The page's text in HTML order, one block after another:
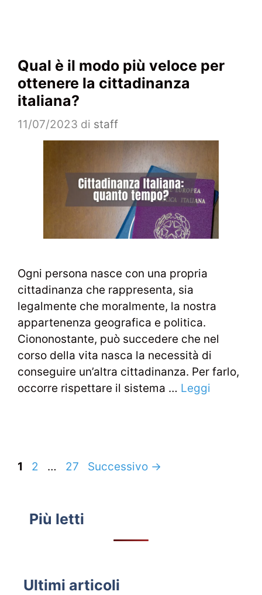
Qual è il modo più veloce per
ottenere la cittadinanza
italiana?
11/07/2023 di staff
Ogni persona nasce con una propria
cittadinanza che rappresenta, sia
legalmente che moralmente, la nostra
appartenenza geografica e politica.
Ciononostante, può succedere che nel
corso della vita nasca la necessità di
conseguire un’altra cittadinanza. Per farlo,
occorre rispettare il sistema … Leggi
Navigazione
Pagina
1 Pagina
2 … Pagina
27 Successivo →
Più letti
Ultimi articoli